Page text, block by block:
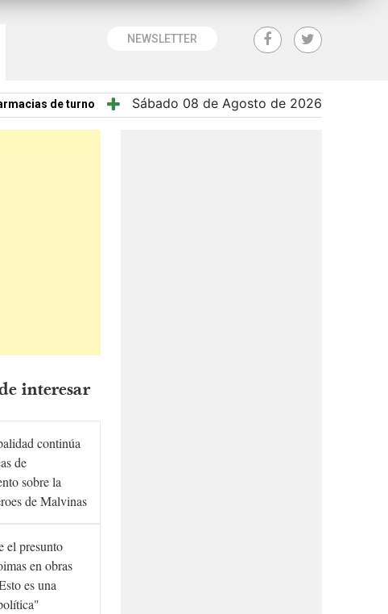
NEWSLETTER
de turno Sábado 08 de Agosto de 2026
interesar
continúa
de
sobre la
de Malvinas
el presunto
en obras
es una